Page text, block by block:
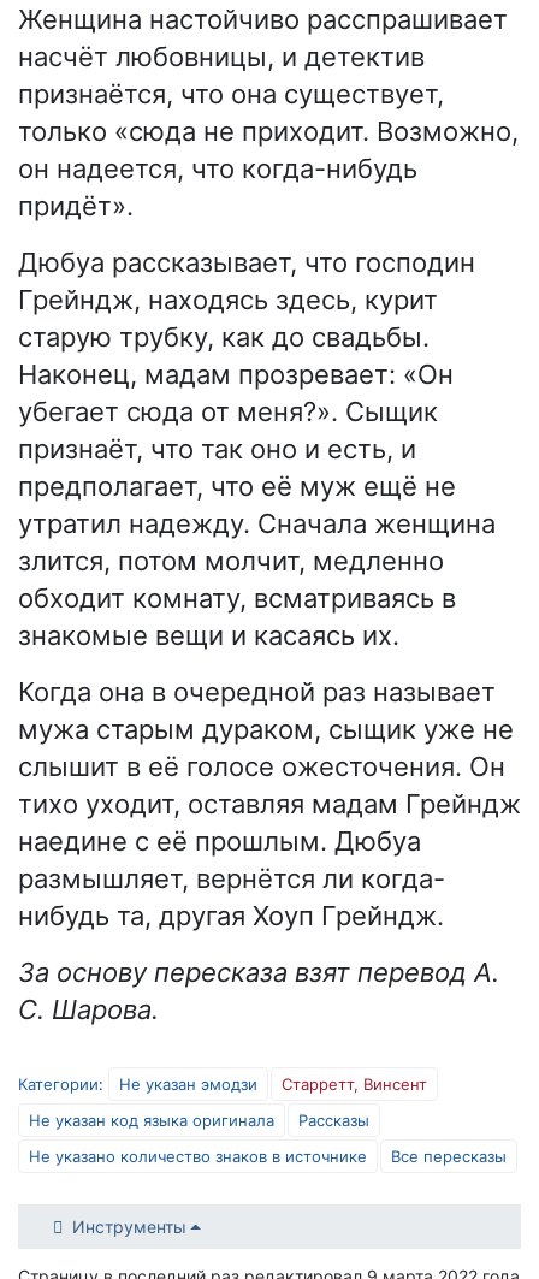
Женщина настойчиво расспрашивает
насчёт любовницы, и детектив
признаётся, что она существует,
только «сюда не приходит. Возможно,
он надеется, что когда-нибудь
придёт».
Дюбуа рассказывает, что господин
Грейндж, находясь здесь, курит
старую трубку, как до свадьбы.
Наконец, мадам прозревает: «Он
убегает сюда от меня?». Сыщик
признаёт, что так оно и есть, и
предполагает, что её муж ещё не
утратил надежду. Сначала женщина
злится, потом молчит, медленно
обходит комнату, всматриваясь в
знакомые вещи и касаясь их.
Когда она в очередной раз называет
мужа старым дураком, сыщик уже не
слышит в её голосе ожесточения. Он
тихо уходит, оставляя мадам Грейндж
наедине с её прошлым. Дюбуа
размышляет, вернётся ли когда-
нибудь та, другая Хоуп Грейндж.
За основу пересказа взят перевод А.
С. Шарова.
Категории: Не указан эмодзи
Старретт, Винсент
Не указан код языка оригинала
Рассказы
Не указано количество знаков в источнике
Все пересказы
Инструменты